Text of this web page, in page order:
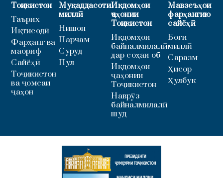
Тоҷикистон
Таърих
Иқтисодӣ
Фарҳанг ва
маориф
Сайёҳӣ
Тоҷикистон
ва ҷомеаи
ҷаҳон
Муқаддасоти
миллӣ
Нишон
Парчам
Суруд
Пул
Иқдомҳои
ҷаҳонии
Тоҷикистон
Иқдомҳои
байналмилалӣ
дар соҳаи об
Иқдомҳои
ҷаҳонии
Тоҷикистон
Наврӯз
байналмилалӣ
шуд
Мавзеъҳои
фарҳангию
сайёҳӣ
Боғи
миллӣ
Саразм
Ҳисор
Ҳулбук